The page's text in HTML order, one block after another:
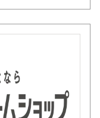
模修繕まで、幅広
の想いをかたちに